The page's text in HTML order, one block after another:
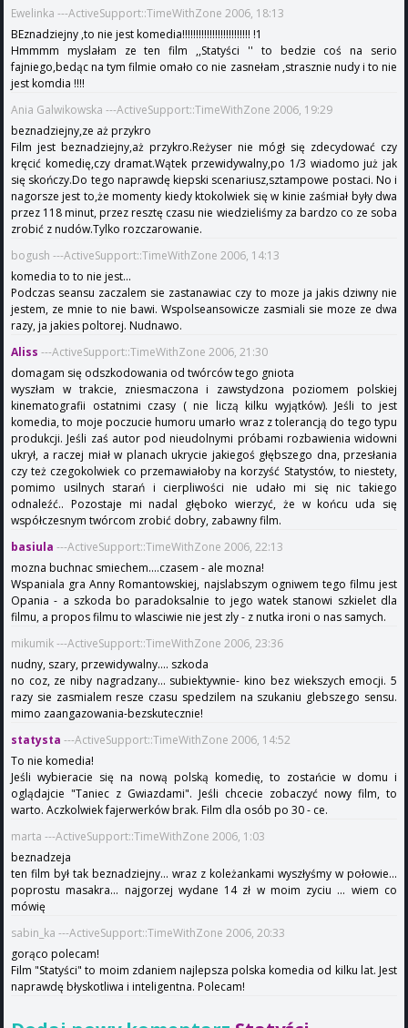
Ewelinka ---ActiveSupport::TimeWithZone 2006, 18:13
BEznadziejny ,to nie jest komedia!!!!!!!!!!!!!!!!!!!!!!!!! !1
Hmmmm myslałam ze ten film ,,Statyści '' to bedzie coś na serio
fajniego,bedąc na tym filmie omało co nie zasnełam ,strasznie nudy i to nie
jest komdia !!!!
Ania Galwikowska ---ActiveSupport::TimeWithZone 2006, 19:29
beznadziejny,ze aż przykro
Film jest beznadziejny,aż przykro.Reżyser nie mógł się zdecydować czy
kręcić komedię,czy dramat.Wątek przewidywalny,po 1/3 wiadomo już jak
się skończy.Do tego naprawdę kiepski scenariusz,sztampowe postaci. No i
nagorsze jest to,że momenty kiedy ktokolwiek się w kinie zaśmiał były dwa
przez 118 minut, przez resztę czasu nie wiedzieliśmy za bardzo co ze soba
zrobić z nudów.Tylko rozczarowanie.
bogush ---ActiveSupport::TimeWithZone 2006, 14:13
komedia to to nie jest...
Podczas seansu zaczalem sie zastanawiac czy to moze ja jakis dziwny nie
jestem, ze mnie to nie bawi. Wspolseansowicze zasmiali sie moze ze dwa
razy, ja jakies poltorej. Nudnawo.
Aliss ---ActiveSupport::TimeWithZone 2006, 21:30
domagam się odszkodowania od twórców tego gniota
wyszłam w trakcie, zniesmaczona i zawstydzona poziomem polskiej
kinematografii ostatnimi czasy ( nie liczą kilku wyjątków). Jeśli to jest
komedia, to moje poczucie humoru umarło wraz z tolerancją do tego typu
produkcji. Jeśli zaś autor pod nieudolnymi próbami rozbawienia widowni
ukrył, a raczej miał w planach ukrycie jakiegoś głębszego dna, przesłania
czy też czegokolwiek co przemawiałoby na korzyść Statystów, to niestety,
pomimo usilnych starań i cierpliwości nie udało mi się nic takiego
odnaleźć.. Pozostaje mi nadal głęboko wierzyć, że w końcu uda się
współczesnym twórcom zrobić dobry, zabawny film.
basiula ---ActiveSupport::TimeWithZone 2006, 22:13
mozna buchnac smiechem....czasem - ale mozna!
Wspaniala gra Anny Romantowskiej, najslabszym ogniwem tego filmu jest
Opania - a szkoda bo paradoksalnie to jego watek stanowi szkielet dla
filmu, a propos filmu to wlasciwie nie jest zly - z nutka ironi o nas samych.
mikumik ---ActiveSupport::TimeWithZone 2006, 23:36
nudny, szary, przewidywalny.... szkoda
no coz, ze niby nagradzany... subiektywnie- kino bez wiekszych emocji. 5
razy sie zasmialem resze czasu spedzilem na szukaniu glebszego sensu.
mimo zaangazowania-bezskutecznie!
statysta ---ActiveSupport::TimeWithZone 2006, 14:52
To nie komedia!
Jeśli wybieracie się na nową polską komedię, to zostańcie w domu i
oglądajcie "Taniec z Gwiazdami". Jeśli chcecie zobaczyć nowy film, to
warto. Aczkolwiek fajerwerków brak. Film dla osób po 30 - ce.
marta ---ActiveSupport::TimeWithZone 2006, 1:03
beznadzeja
ten film był tak beznadziejny... wraz z koleżankami wyszłyśmy w połowie...
poprostu masakra... najgorzej wydane 14 zł w moim zyciu ... wiem co
mówię
sabin_ka ---ActiveSupport::TimeWithZone 2006, 20:33
gorąco polecam!
Film "Statyści" to moim zdaniem najlepsza polska komedia od kilku lat. Jest
naprawdę błyskotliwa i inteligentna. Polecam!